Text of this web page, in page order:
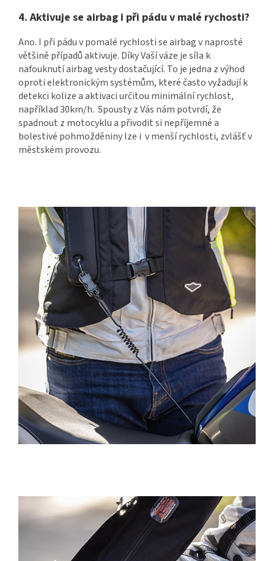
4. Aktivuje se airbag i při pádu v malé rychosti?
Ano. I při pádu v pomalé rychlosti se airbag v naprosté
většině případů aktivuje. Díky Vaší váze je síla k
nafouknutí airbag vesty dostačující. To je jedna z výhod
oproti elektronickým systémům, které často vyžadují k
detekci kolize a aktivaci určitou minimální rychlost,
například 30km/h. Spousty z Vás nám potvrdí, že
spadnout z motocyklu a přivodit si nepříjemné a
bolestivé pohmožděniny lze i v menší rychlosti, zvlášť v
městském provozu.